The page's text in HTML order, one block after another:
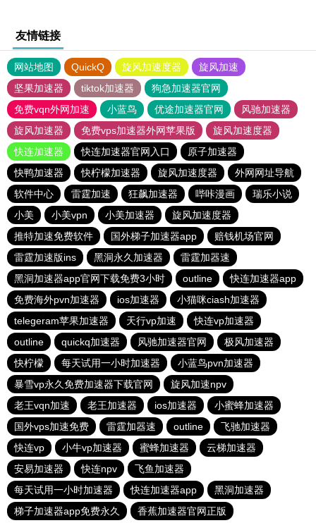
友情链接
网站地图 QuickQ 旋风加速度器
旋风加速
坚果加速器
tiktok加速器
狗急加速器官网
免费vqn外网加速
小蓝鸟 优途加速器官网
风驰加速器
旋风加速器
免费vps加速器外网苹果版
旋风加速度器
快连加速器
快连加速器官网入口
原子加速器
快鸭加速器
快柠檬加速器 旋风加速度器
外网网址导航
软件中心
雷霆加速 狂飙加速器 哔咔漫画
瑞乐小说
小美
小美vpn 小美加速器
旋风加速度器
推特加速免费软件
国外梯子加速器app
赔钱机场官网
雷霆加速版ins
黑洞永久加速器
雷霆加器速
黑洞加速器app官网下载免费3小时
outline
快连加速器app
免费海外pvn加速器
ios加速器
小猫咪ciash加速器
telegeram苹果加速器
天行vp加速
快连vp加速器
outline
quickq加速器 风驰加速器官网
极风加速器
快柠檬
每天试用一小时加速器
小蓝鸟pvn加速器
暴雪vp永久免费加速器下载官网
旋风加速npv
老王vqn加速
老王加速器 ios加速器
小蜜蜂加速器
国外vps加速免费
雷霆加器速 outline
飞驰加速器
快连vp
小牛vp加速器 蜜蜂加速器
云梯加速器
安易加速器
快连npv
飞鱼加速器
每天试用一小时加速器
快连加速器app
黑洞加速器
梯子加速器app免费永久
香蕉加速器官网正版